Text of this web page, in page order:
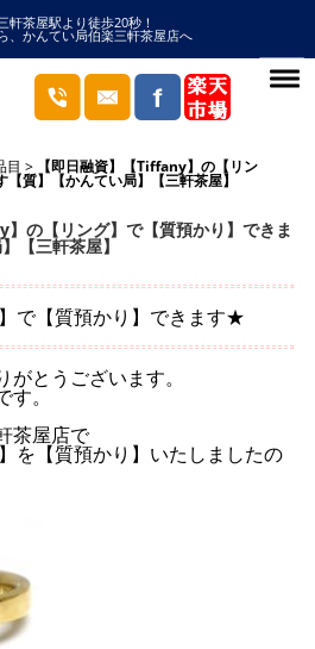
軒茶屋駅より徒歩20秒！
、かんてい局伯楽三軒茶屋店へ
目 【即日融資】【Tiffany】の【リン
【質】【かんてい局】【三軒茶屋】
】の【リング】で【質預かり】できま
【三軒茶屋】
で【質預かり】できます★
とうございます。
。
茶屋店で
を【質預かり】いたしましたの